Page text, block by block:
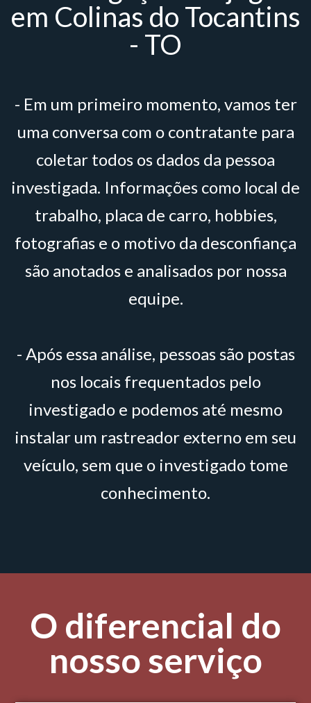
em Colinas do Tocantins
- TO
- Em um primeiro momento, vamos ter
uma conversa com o contratante para
coletar todos os dados da pessoa
investigada. Informações como local de
trabalho, placa de carro, hobbies,
fotografias e o motivo da desconfiança
são anotados e analisados por nossa
equipe.
- Após essa análise, pessoas são postas
nos locais frequentados pelo
investigado e podemos até mesmo
instalar um rastreador externo em seu
veículo, sem que o investigado tome
conhecimento.
O diferencial do
nosso serviço